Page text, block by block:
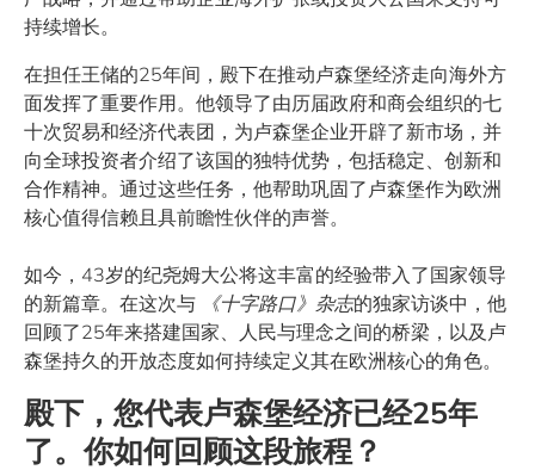
持续增长。
在担任王储的25年间，殿下在推动卢森堡经济走向海外方
面发挥了重要作用。他领导了由历届政府和商会组织的七
十次贸易和经济代表团，为卢森堡企业开辟了新市场，并
向全球投资者介绍了该国的独特优势，包括稳定、创新和
合作精神。通过这些任务，他帮助巩固了卢森堡作为欧洲
核心值得信赖且具前瞻性伙伴的声誉。
如今，43岁的纪尧姆大公将这丰富的经验带入了国家领导
的新篇章。在这次与
《十字路口》杂志的独家访谈中，他
回顾了25年来搭建国家、人民与理念之间的桥梁，以及卢
森堡持久的开放态度如何持续定义其在欧洲核心的角色。
殿下，您代表卢森堡经济已经25年
了。你如何回顾这段旅程？